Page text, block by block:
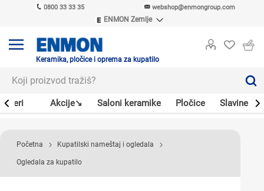
0800 33 33 35 webshop@enmongroup.com
ENMON Zemlje
ENMON MKD
Keramika, pločice i oprema za kupatilo
Akcije↘ Saloni keramike Pločice Slavine
Početna Kupatilski nameštaj i ogledala
Ogledala za kupatilo